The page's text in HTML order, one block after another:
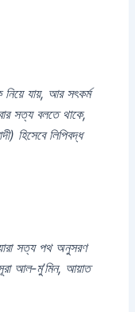
যায়, আর সৎকর্ম
সত্য বলতে থাকে,
হিসেবে লিপিবদ্ধ
সত্য পথ অনুসরণ
সূরা আল-মু’মিন, আয়াত